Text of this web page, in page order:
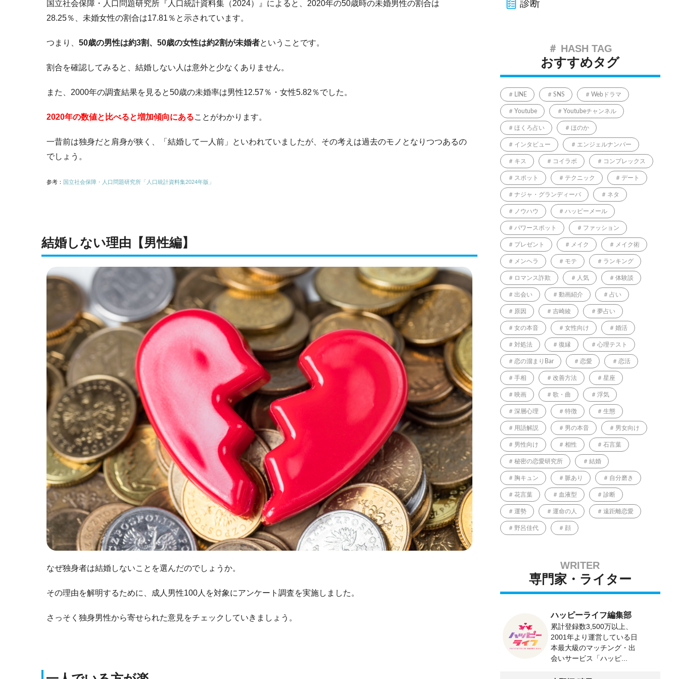
国立社会保障・人口問題研究所『人口統計資料集（2024）』によると、2020年の50歳時の未婚男性の割合は
28.25％、未婚女性の割合は17.81％と示されています。
つまり、 50歳の男性は約3割、50歳の女性は約2割が未婚者ということです。
割合を確認してみると、結婚しない人は意外と少なくありません。
また、2000年の調査結果を見ると50歳の未婚率は男性12.57％・女性5.82％でした。
2020年の数値と比べると増加傾向にあることがわかります。
一昔前は独身だと肩身が狭く、「結婚して一人前」といわれていましたが、その考えは過去のモノとなりつつあるの
でしょう。
参考： 国立社会保障・人口問題研究所「人口統計資料集2024年版」
結婚しない理由【男性編】
なぜ独身者は結婚しないことを選んだのでしょうか。
その理由を解明するために、成人男性100人を対象にアンケート調査を実施しました。
さっそく独身男性から寄せられた意見をチェックしていきましょう。
診断
おすすめタグ
LINE SNS Webドラマ
Youtube Youtubeチャンネル
ほくろ占い ほのか
インタビュー エンジェルナンバー
キス コイラボ コンプレックス
スポット テクニック デート
ナジャ・グランディーバ ネタ
ノウハウ ハッピーメール
パワースポット ファッション
プレゼント メイク メイク術
メンヘラ モテ ランキング
ロマンス詐欺 人気 体験談
出会い 動画紹介 占い
原因 吉崎綾 夢占い
女の本音 女性向け 婚活
対処法 復縁 心理テスト
恋の溜まりBar 恋愛 恋活
手相 改善方法 星座
映画 歌・曲 浮気
深層心理 特徴 生態
用語解説 男の本音 男女向け
男性向け 相性 石言葉
秘密の恋愛研究所 結婚
胸キュン 脈あり 自分磨き
花言葉 血液型 診断
運勢 運命の人 遠距離恋愛
野呂佳代 顔
専門家・ライター
ハッピーライフ編集部
累計登録数3,500万以上、
2001年より運営している日
本最大級のマッチング・出
会いサービス「ハッピ...